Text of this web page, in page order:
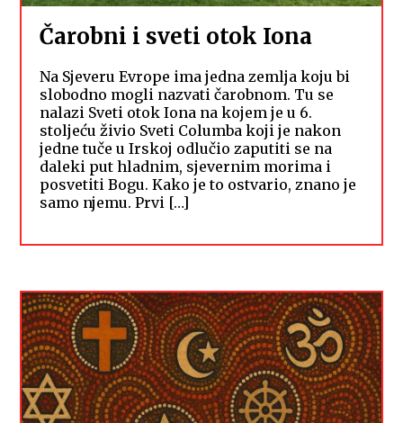
Čarobni i sveti otok Iona
Na Sjeveru Evrope ima jedna zemlja koju bi
slobodno mogli nazvati čarobnom. Tu se
nalazi Sveti otok Iona na kojem je u 6.
stoljeću živio Sveti Columba koji je nakon
jedne tuče u Irskoj odlučio zaputiti se na
daleki put hladnim, sjevernim morima i
posvetiti Bogu. Kako je to ostvario, znano je
samo njemu. Prvi […]